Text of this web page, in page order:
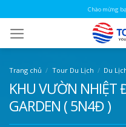
to
content
Chào mừng
Trang chủ / Tour Du Lịch / Du
KHU VƯỜN NHIỆT
GARDEN ( 5N4Đ )